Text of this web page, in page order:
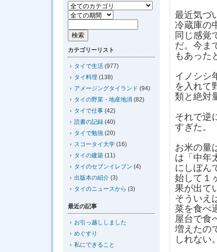
最近気づ
冷蔵庫の
同じ感覚
だ。今ま
もあった
イノシシ
を入れて
類と絶対
それで逆
すぎた。
お米の量
は「中年
にしぼん
始して１
果が出て
そういえ
菜を食べ
屋台で食
増えたの
しれない
カテゴリーリスト
タイで生活 (977)
タイ料理 (138)
アメージングタイランド (94)
タイの野菜・地産地消 (82)
タイで仕事 (42)
読書の記録 (40)
タイで勉強 (20)
スコータイ大学 (16)
タイの建築 (11)
タイのセブンイレブン (4)
出版本の紹介 (3)
タイのニュースから (3)
最近の記事
お引っ越ししました
めぐすり
私にできること